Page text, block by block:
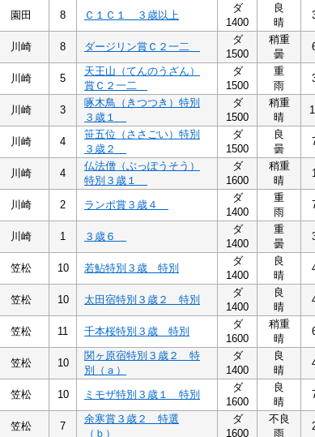
園田 8 Ｃ１Ｃ１ ３歳以上
ダ
1400
良
晴
川崎 8 ダージリン賞Ｃ２一二
ダ
1500
稍重
曇
川崎 5
天王山（てんのうざん）
賞Ｃ２一二
ダ
1500
重
雨
川崎 3
啄木鳥（きつつき）特別
３歳１
ダ
1500
稍重
晴
川崎 4
笹五位（ささごい）特別
３歳２
ダ
1500
良
曇
川崎 4
仏法僧（ぶっぽうそう）
特別３歳１
ダ
1600
稍重
晴
1
川崎 2 ランポ賞３歳４
ダ
1400
重
雨
川崎 1 ３歳６
ダ
1400
重
曇
笠松 10 若鮎特別３歳 特別
ダ
1400
良
晴
笠松 10 太田宿特別３歳２ 特別
ダ
1400
良
晴
笠松 11 千本桜特別３歳 特別
ダ
1600
稍重
晴
笠松 10
関ヶ原宿特別３歳２ 特
別（ａ）
ダ
1400
良
晴
笠松 10 ミモザ特別３歳１ 特別
ダ
1600
良
晴
笠松 7
余寒賞３歳２ 特選
（ｂ）
ダ
1600
不良
雨